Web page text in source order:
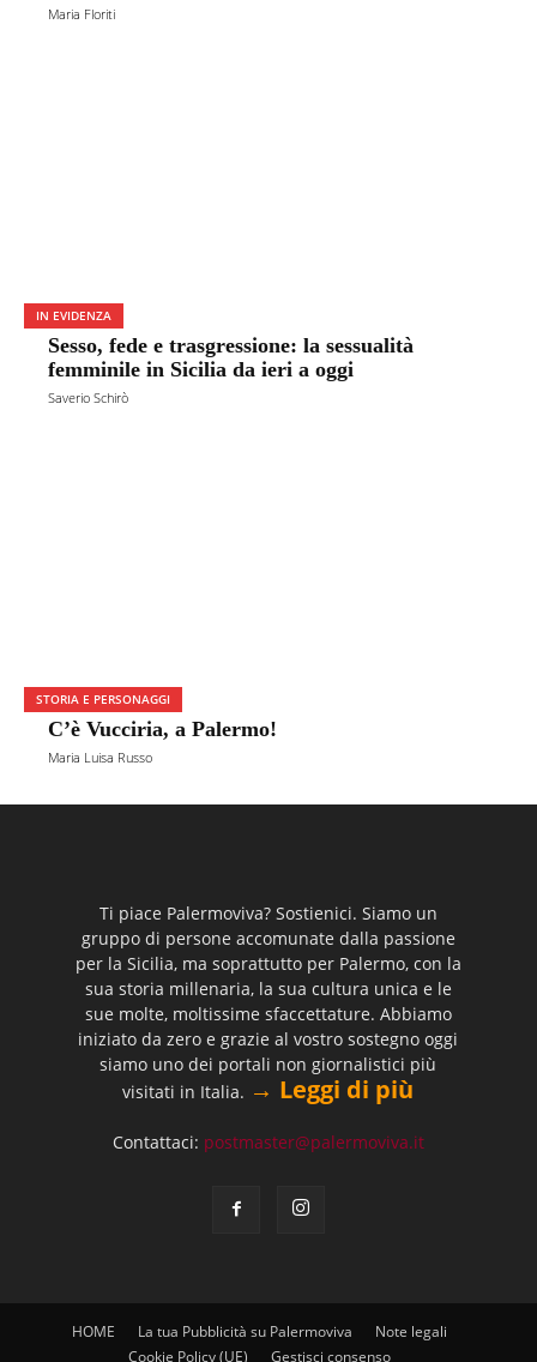
Maria Floriti
IN EVIDENZA
Sesso, fede e trasgressione: la sessualità
femminile in Sicilia da ieri a oggi
Saverio Schirò
STORIA E PERSONAGGI
C’è Vucciria, a Palermo!
Maria Luisa Russo
Ti piace Palermoviva? Sostienici. Siamo un
gruppo di persone accomunate dalla passione
per la Sicilia, ma soprattutto per Palermo, con la
sua storia millenaria, la sua cultura unica e le
sue molte, moltissime sfaccettature. Abbiamo
iniziato da zero e grazie al vostro sostegno oggi
siamo uno dei portali non giornalistici più
visitati in Italia. → Leggi di più
Contattaci: postmaster@palermoviva.it
HOME La tua Pubblicità su Palermoviva
Note legali
Cookie Policy (UE)
Gestisci consenso